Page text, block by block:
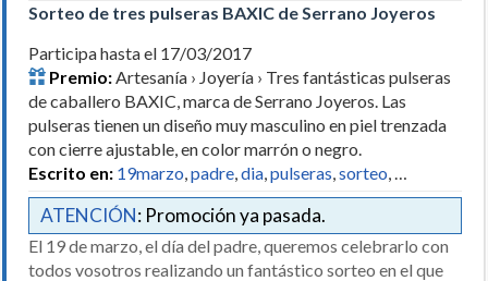
Sorteo de tres pulseras BAXIC de Serrano Joyeros
Participa hasta el 17/03/2017
Premio:Artesanía › Joyería › Tres fantásticas pulseras
de caballero BAXIC, marca de Serrano Joyeros. Las
pulseras tienen un diseño muy masculino en piel trenzada
con cierre ajustable, en color marrón o negro.
Escrito en: 19marzo,padre,dia,pulseras,sorteo, …
ATENCIÓN: Promoción ya pasada.
El 19 de marzo, el día del padre, queremos celebrarlo con
todos vosotros realizando un fantástico sorteo en el que